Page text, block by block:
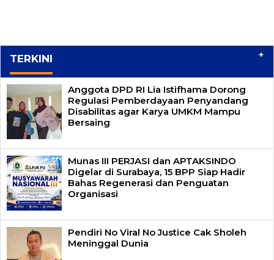
TERKINI +
Anggota DPD RI Lia Istifhama Dorong
Regulasi Pemberdayaan Penyandang
Disabilitas agar Karya UMKM Mampu
Bersaing
Munas III PERJASI dan APTAKSINDO
Digelar di Surabaya, 15 BPP Siap Hadir
Bahas Regenerasi dan Penguatan
Organisasi
Pendiri No Viral No Justice Cak Sholeh
Meninggal Dunia